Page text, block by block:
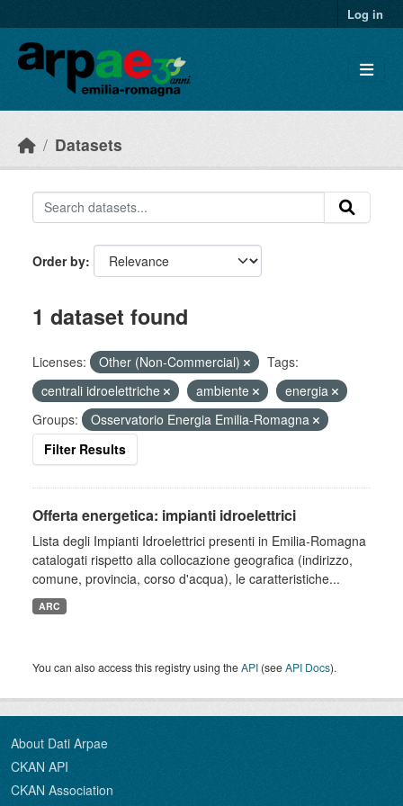
Log in
Datasets
Order by
1 dataset found
Licenses: Other (Non-Commercial)
Tags:
centrali idroelettriche
ambiente
energia
Groups:
Osservatorio Energia Emilia-Romagna
Filter Results
Offerta energetica: impianti idroelettrici
Lista degli Impianti Idroelettrici presenti in Emilia-Romagna
catalogati rispetto alla collocazione geografica (indirizzo,
comune, provincia, corso d'acqua), le caratteristiche...
ARC
You can also access this registry using theAPI (seeAPI Docs).
About Dati Arpae
CKAN API
CKAN Association